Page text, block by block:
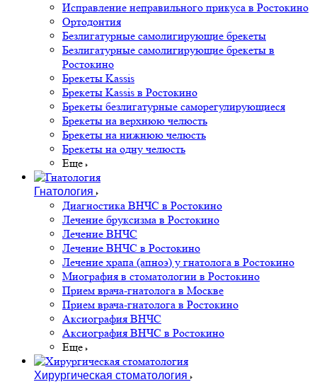
Исправление неправильного прикуса в Ростокино
Ортодонтия
Безлигатурные самолигирующие брекеты
Безлигатурные самолигирующие брекеты в
Ростокино
Брекеты Kassis
Брекеты Kassis в Ростокино
Брекеты безлигатурные саморегулирующиеся
Брекеты на верхнюю челюсть
Брекеты на нижнюю челюсть
Брекеты на одну челюсть
Еще
Гнатология
Диагностика ВНЧС в Ростокино
Лечение бруксизма в Ростокино
Лечение ВНЧС
Лечение ВНЧС в Ростокино
Лечение храпа (апноэ) у гнатолога в Ростокино
Миография в стоматологии в Ростокино
Прием врача-гнатолога в Москве
Прием врача-гнатолога в Ростокино
Аксиография ВНЧС
Аксиография ВНЧС в Ростокино
Еще
Хирургическая стоматология